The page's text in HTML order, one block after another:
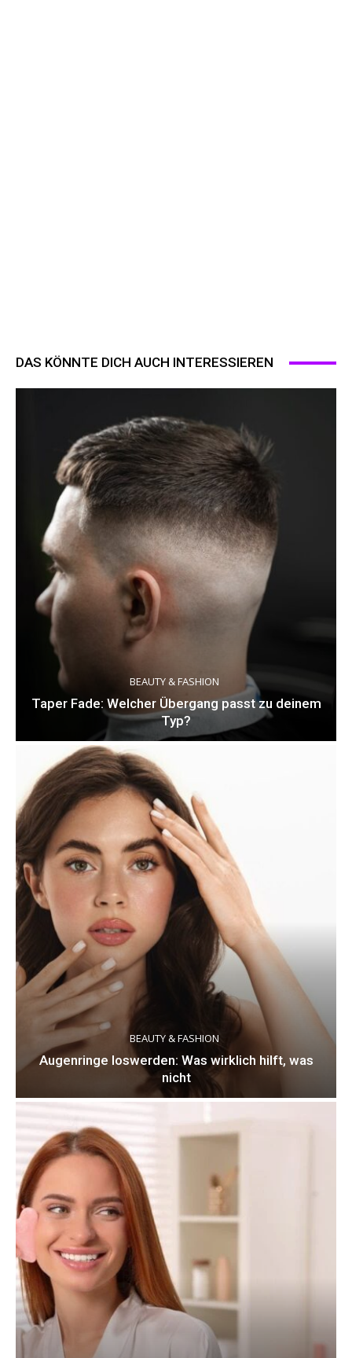
DAS KÖNNTE DICH AUCH INTERESSIEREN
BEAUTY & FASHION
Taper Fade: Welcher Übergang passt zu deinem
Typ?
BEAUTY & FASHION
Augenringe loswerden: Was wirklich hilft, was
nicht